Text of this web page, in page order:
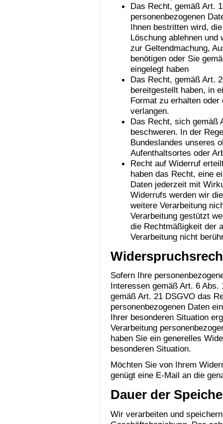
Das Recht, gemäß Art.
personenbezogenen
Ihnen bestritten wird,
Löschung ablehnen
zur Geltendmachung,
benötigen oder Sie
eingelegt haben
Das Recht, gemäß Art.
bereitgestellt haben, in
Format zu erhalten
verlangen.
Das Recht, sich gemäß
beschweren. In der
Bundeslandes unseres
Aufenthaltsortes oder
Recht auf Widerruf
haben das Recht, eine
Daten jederzeit mit
Widerrufs werden wir
weitere Verarbeitung
Verarbeitung gestützt
die Rechtmäßigkeit der
Verarbeitung nicht
Sofern Ihre
Interessen gemäß Art. 6
gemäß Art. 21 DSGVO das
personenbezogenen Daten
Ihrer besonderen Situation
Verarbeitung
haben Sie ein generelles
besonderen Situation.
Möchten Sie von Ihrem
genügt eine E-Mail an die
Dauer der
Wir verarbeiten und